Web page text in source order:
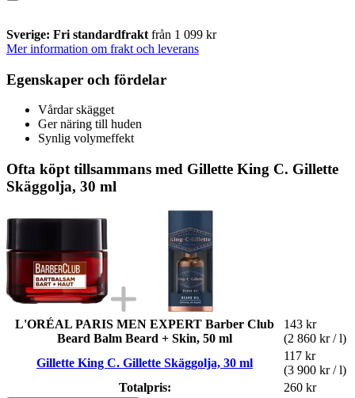
Sverige: Fri standardfrakt från 1 099 kr
Mer information om frakt och leverans
Egenskaper och fördelar
Vårdar skägget
Ger näring till huden
Synlig volymeffekt
Ofta köpt tillsammans med Gillette King C. Gillette
Skäggolja, 30 ml
L'ORÉAL PARIS MEN EXPERT Barber Club
Beard Balm Beard + Skin, 50 ml
143 kr
(2 860 kr / l)
Gillette King C. Gillette Skäggolja, 30 ml
117 kr
(3 900 kr / l)
Totalpris:
260 kr